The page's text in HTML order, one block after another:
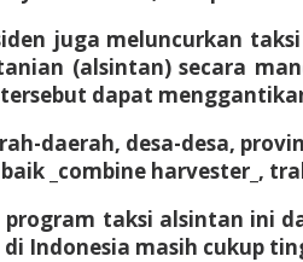
juga meluncurkan
(alsintan) secara
tersebut dapat
daerah, desa-desa,
baik _combine
taksi alsintan ini
Indonesia masih cukup